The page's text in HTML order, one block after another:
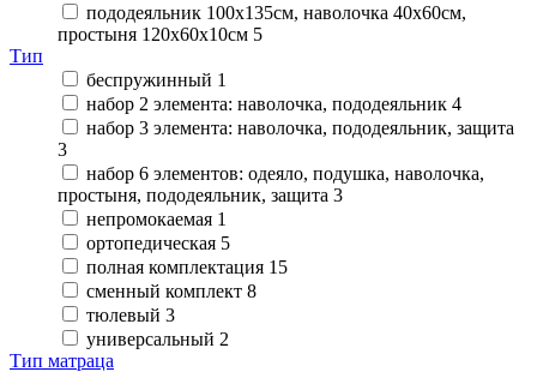
пододеяльник 100х135см, наволочка 40х60см,
простыня 120х60х10см 5
Тип
беспружинный 1
набор 2 элемента: наволочка, пододеяльник 4
набор 3 элемента: наволочка, пододеяльник, защита
3
набор 6 элементов: одеяло, подушка, наволочка,
простыня, пододеяльник, защита 3
непромокаемая 1
ортопедическая 5
полная комплектация 15
сменный комплект 8
тюлевый 3
универсальный 2
Тип матраца